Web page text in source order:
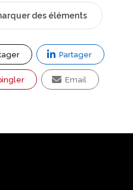
des éléments
Partager
Email